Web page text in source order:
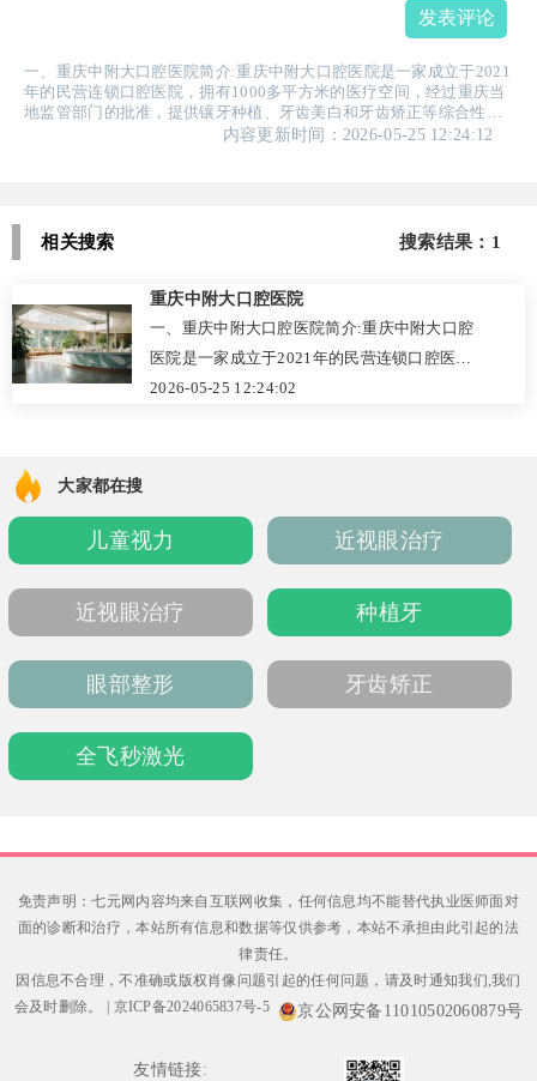
发表评论
一、重庆中附大口腔医院简介:重庆中附大口腔医院是一家成立于2021
年的民营连锁口腔医院，拥有1000多平方米的医疗空间，经过重庆当
地监管部门的批准，提供镶牙种植、牙齿美白和牙齿矫正等综合性服
务。医院引进了先进的数字化诊疗设备，致力于为顾客提供高性价比
内容更新时间：2026-05-25 12:24:12
相关搜索 搜索结果：1
重庆中附大口腔医院
一、重庆中附大口腔医院简介:重庆中附大口腔
医院是一家成立于2021年的民营连锁口腔医
院，拥有1000多平方米的医疗空间，经过重庆
心，能够开展多...
2026-05-25 12:24:02
大家都在搜
儿童视力 近视眼治疗
近视眼治疗 种植牙
眼部整形 牙齿矫正
全飞秒激光
免责声明：七元网内容均来自互联网收集，任何信息均不能替代执业医师面对
面的诊断和治疗，本站所有信息和数据等仅供参考，本站不承担由此引起的法
律责任。
因信息不合理，不准确或版权肖像问题引起的任何问题，请及时通知我们,我们
会及时删除。
京ICP备2024065837号-5 京公网安备11010502060879号
友情链接: